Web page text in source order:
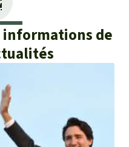
informations de